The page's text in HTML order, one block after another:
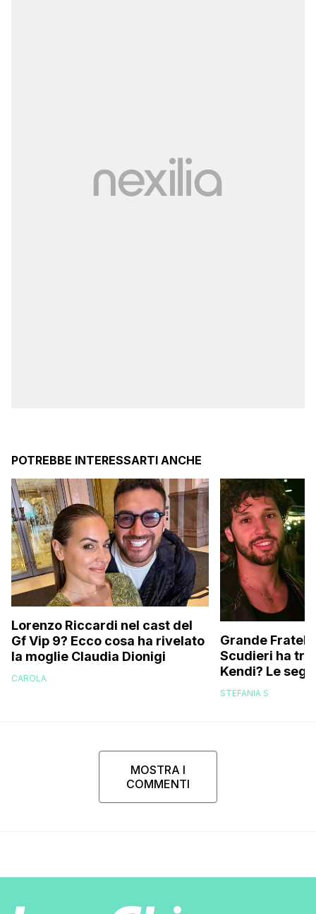
POTREBBE INTERESSARTI ANCHE
Lorenzo Riccardi nel cast del
Gf Vip 9? Ecco cosa ha rivelato
la moglie Claudia Dionigi
CAROLA
Grande
Scudieri ha
Kendi? Le
replica dell’ex
STEFANIA S
MOSTRA I
COMMENTI